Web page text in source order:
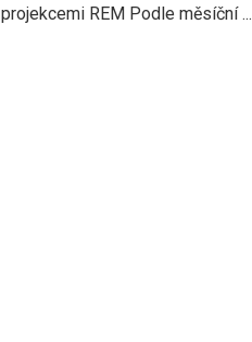
projekcemi REM Podle měsíční ...